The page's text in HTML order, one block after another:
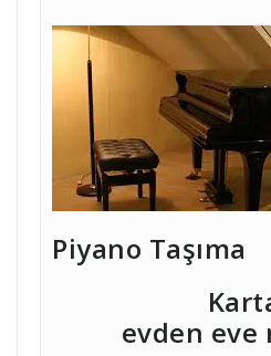
Piyano Taşıma
evden